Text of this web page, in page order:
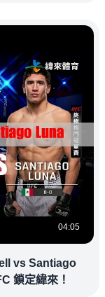
04:05
vs Santiago
鎖定緯來！